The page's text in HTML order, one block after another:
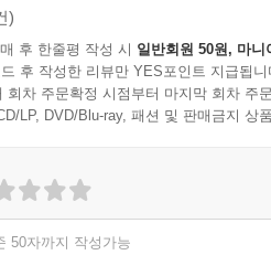
)
후 한줄평 작성 시 일반회원 50원, 마니
후 작성한 리뷰만 YES포인트 지급됩니
회차 주문확정 시점부터 마지막 회차 주
LP, DVD/Blu-ray, 패션 및 판매금지 상
50자까지 작성가능